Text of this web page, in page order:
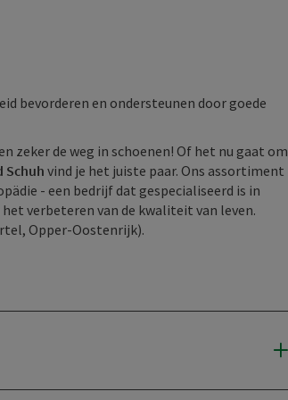
bevorderen en ondersteunen door goede
zeker de weg in schoenen! Of het nu gaat om
Schuhvind je het juiste paar. Ons assortiment
- een bedrijf dat gespecialiseerd is in
verbeteren van de kwaliteit van leven.
Opper-Oostenrijk).